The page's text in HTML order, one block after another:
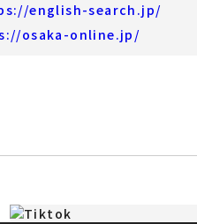
english-search.jp/
osaka-online.jp/